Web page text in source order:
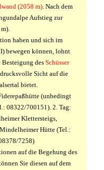
(2058 m). Nach dem
Aufstieg zur
haben und sich im
bewegen können, lohnt
Besteigung desSchüsser
Sicht auf die
bietet.
(unbedingt
08322/700151). 2. Tag:
Klettersteigs,
Hütte (Tel.:
7258)
auf die Begehung des
Sie diesen auf dem